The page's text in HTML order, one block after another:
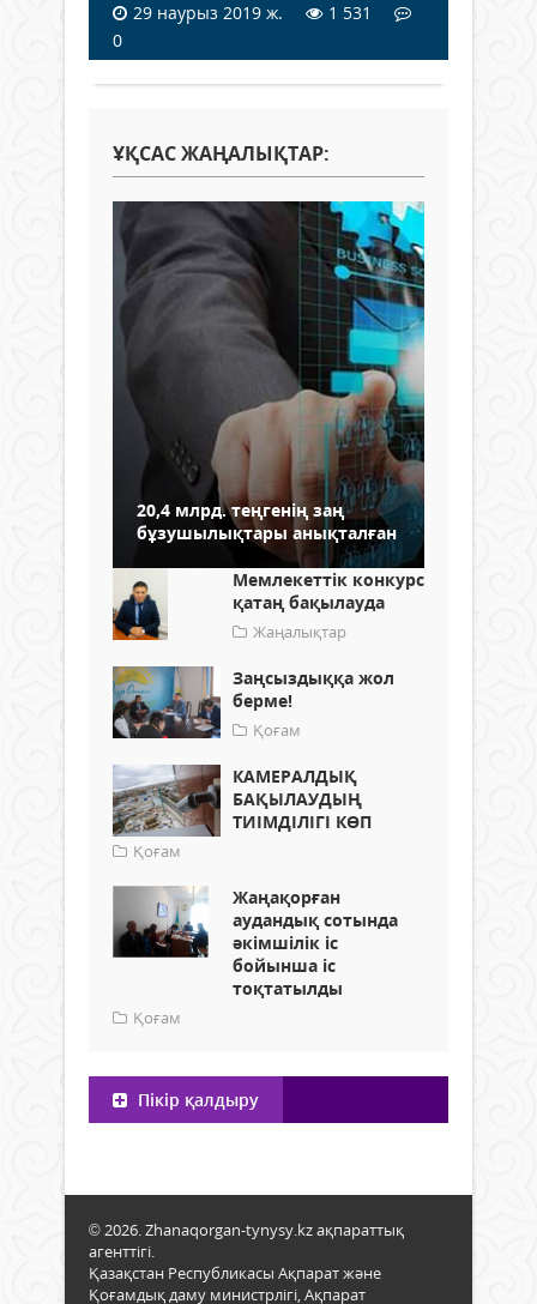
29 наурыз 2019 ж.
1 531
0
ҰҚСАС ЖАҢАЛЫҚТАР:
20,4 млрд. теңгенің заң
бұзушылықтары анықталған
Мемлекеттік конкурс
қатаң бақылауда
Жаңалықтар
Заңсыздыққа жол
берме!
Қоғам
КАМЕРАЛДЫҚ
БАҚЫЛАУДЫҢ
ТИІМДІЛІГІ КӨП
Қоғам
Жаңақорған
аудандық сотында
әкімшілік іс
бойынша іс
тоқтатылды
Қоғам
Пікір қалдыру
© 2026. Zhanaqorgan-tynysy.kz ақпараттық
агенттігі.
Қазақстан Республикасы Ақпарат және
Қоғамдық даму министрлігі, Ақпарат